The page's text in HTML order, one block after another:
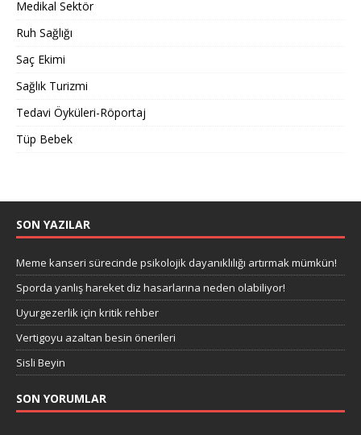
Medikal Sektör
Ruh Sağlığı
Saç Ekimi
Sağlık Turizmi
Tedavi Öyküleri-Röportaj
Tüp Bebek
SON YAZILAR
Meme kanseri sürecinde psikolojik dayanıklılığı artırmak mümkün!
Sporda yanlış hareket diz hasarlarına neden olabiliyor!
Uyurgezerlik için kritik rehber
Vertigoyu azaltan besin önerileri
Sisli Beyin
SON YORUMLAR